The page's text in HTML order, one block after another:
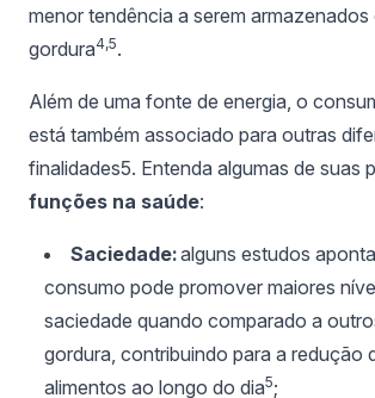
menor tendência a serem
gordura4,5.
Além de uma fonte de energia, o
está também associado para outras
finalidades5. Entenda algumas de suas
funções na saúde:
Saciedade:alguns estudos
consumo pode promover maiores
saciedade quando comparado a
gordura, contribuindo para a redução
alimentos ao longo do dia5;